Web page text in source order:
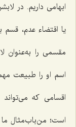
ابهامی داریم. در
یا اقتضاء عدم،
مقسمی را به‌عنوان
اسم او را طبیعت
اقسامی که
است؛ من‌باب‌مثال